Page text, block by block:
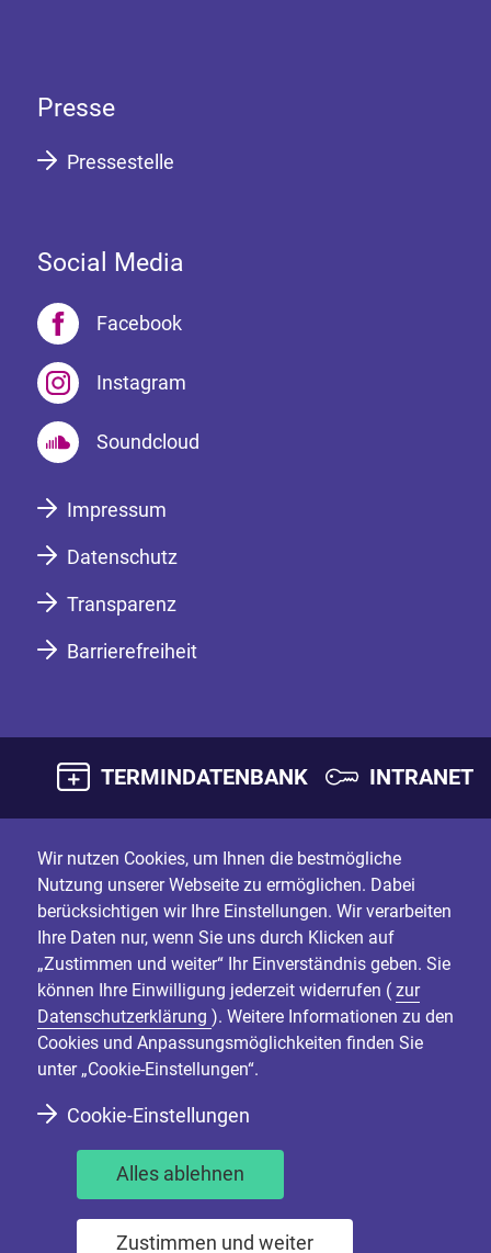
Presse
Pressestelle
Social Media
Facebook
Instagram
Soundcloud
Impressum
Datenschutz
Transparenz
Barrierefreiheit
TERMINDATENBANK INTRANET
Wir nutzen Cookies, um Ihnen die bestmögliche
Nutzung unserer Webseite zu ermöglichen. Dabei
berücksichtigen wir Ihre Einstellungen. Wir verarbeiten
Ihre Daten nur, wenn Sie uns durch Klicken auf
„Zustimmen und weiter“ Ihr Einverständnis geben. Sie
können Ihre Einwilligung jederzeit widerrufen ( zur
Datenschutzerklärung ). Weitere Informationen zu den
Cookies und Anpassungsmöglichkeiten finden Sie
unter „Cookie-Einstellungen“.
Cookie-Einstellungen
Alles ablehnen
Zustimmen und weiter